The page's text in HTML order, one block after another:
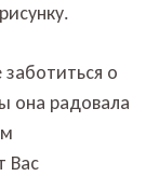
о
она радовала
Вас